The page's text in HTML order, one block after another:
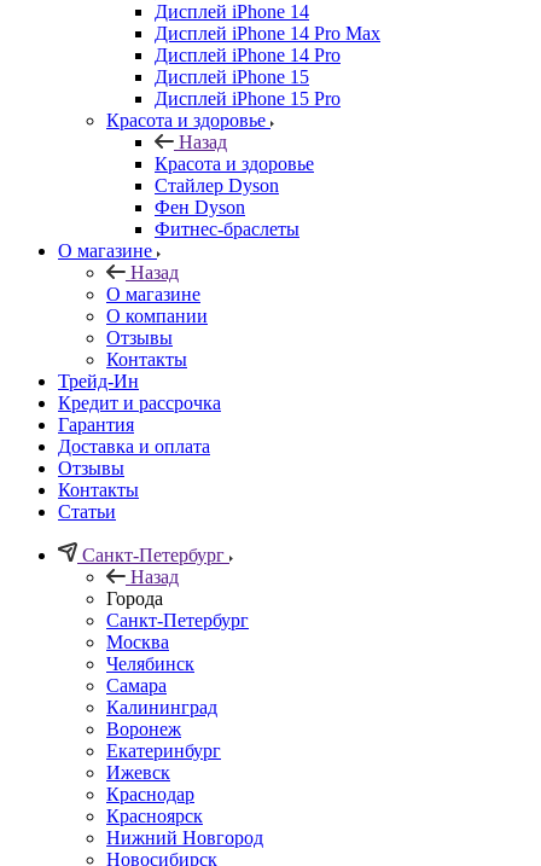
Дисплей iPhone 14
Дисплей iPhone 14 Pro Max
Дисплей iPhone 14 Pro
Дисплей iPhone 15
Дисплей iPhone 15 Pro
Красота и здоровье
Назад
Красота и здоровье
Стайлер Dyson
Фен Dyson
Фитнес-браслеты
О магазине
Назад
О магазине
О компании
Отзывы
Контакты
Трейд-Ин
Кредит и рассрочка
Гарантия
Доставка и оплата
Отзывы
Контакты
Статьи
Санкт-Петербург
Назад
Города
Санкт-Петербург
Москва
Челябинск
Самара
Калининград
Воронеж
Екатеринбург
Ижевск
Краснодар
Красноярск
Нижний Новгород
Новосибирск